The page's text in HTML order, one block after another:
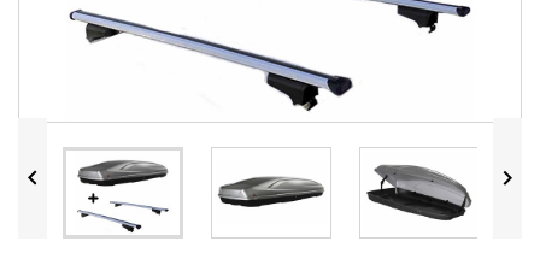
 